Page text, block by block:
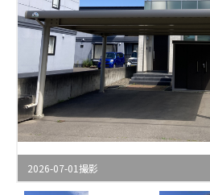
2026-07-01撮影